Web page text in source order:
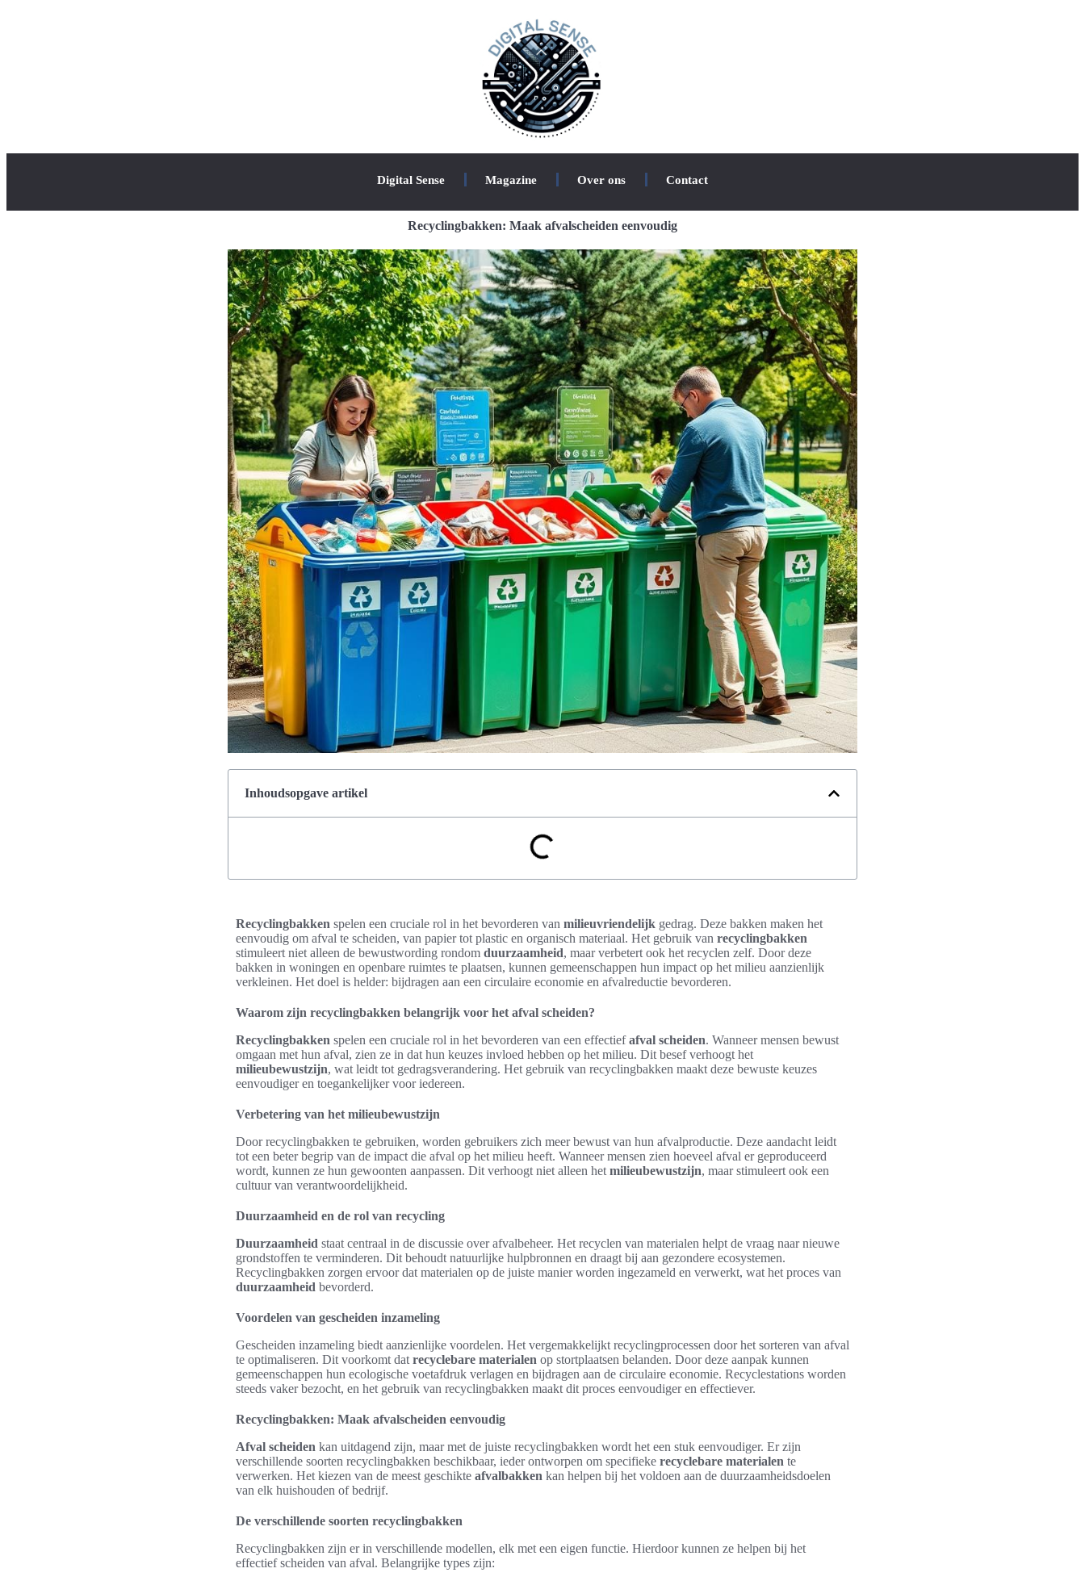
Digital Sense Magazine Over ons Contact
Recyclingbakken: Maak afvalscheiden eenvoudig
Inhoudsopgave artikel
Recyclingbakken spelen een cruciale rol in het bevorderen van milieuvriendelijk gedrag. Deze bakken maken het
eenvoudig om afval te scheiden, van papier tot plastic en organisch materiaal. Het gebruik van recyclingbakken
stimuleert niet alleen de bewustwording rondom duurzaamheid, maar verbetert ook het recyclen zelf. Door deze
bakken in woningen en openbare ruimtes te plaatsen, kunnen gemeenschappen hun impact op het milieu aanzienlijk
verkleinen. Het doel is helder: bijdragen aan een circulaire economie en afvalreductie bevorderen.
Waarom zijn recyclingbakken belangrijk voor het afval scheiden?
Recyclingbakken spelen een cruciale rol in het bevorderen van een effectiefafval scheiden. Wanneer mensen bewust
omgaan met hun afval, zien ze in dat hun keuzes invloed hebben op het milieu. Dit besef verhoogt het
milieubewustzijn, wat leidt tot gedragsverandering. Het gebruik van recyclingbakken maakt deze bewuste keuzes
eenvoudiger en toegankelijker voor iedereen.
Verbetering van het milieubewustzijn
Door recyclingbakken te gebruiken, worden gebruikers zich meer bewust van hun afvalproductie. Deze aandacht leidt
tot een beter begrip van de impact die afval op het milieu heeft. Wanneer mensen zien hoeveel afval er geproduceerd
wordt, kunnen ze hun gewoonten aanpassen. Dit verhoogt niet alleen het milieubewustzijn, maar stimuleert ook een
cultuur van verantwoordelijkheid.
Duurzaamheid en de rol van recycling
Duurzaamheid staat centraal in de discussie over afvalbeheer. Het recyclen van materialen helpt de vraag naar nieuwe
grondstoffen te verminderen. Dit behoudt natuurlijke hulpbronnen en draagt bij aan gezondere ecosystemen.
Recyclingbakken zorgen ervoor dat materialen op de juiste manier worden ingezameld en verwerkt, wat het proces van
duurzaamheid bevorderd.
Voordelen van gescheiden inzameling
Gescheiden inzameling biedt aanzienlijke voordelen. Het vergemakkelijkt recyclingprocessen door het sorteren van afval
te optimaliseren. Dit voorkomt dat recyclebare materialen op stortplaatsen belanden. Door deze aanpak kunnen
gemeenschappen hun ecologische voetafdruk verlagen en bijdragen aan de circulaire economie. Recyclestations worden
steeds vaker bezocht, en het gebruik van recyclingbakken maakt dit proces eenvoudiger en effectiever.
Recyclingbakken: Maak afvalscheiden eenvoudig
Afval scheiden kan uitdagend zijn, maar met de juiste recyclingbakken wordt het een stuk eenvoudiger. Er zijn
verschillende soorten recyclingbakken beschikbaar, ieder ontworpen om specifieke recyclebare materialen te
verwerken. Het kiezen van de meest geschikte afvalbakken kan helpen bij het voldoen aan de duurzaamheidsdoelen
van elk huishouden of bedrijf.
De verschillende soorten recyclingbakken
Recyclingbakken zijn er in verschillende modellen, elk met een eigen functie. Hierdoor kunnen ze helpen bij het
effectief scheiden van afval. Belangrijke types zijn: